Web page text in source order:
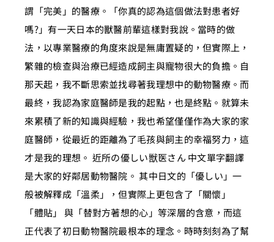
謂「完美」的醫療。「你真的認為這個做法對患者好
嗎?」有一天日本的獸醫前輩這樣對我說。當時的做
法，以專業醫療的角度來說是無庸置疑的，但實際上，
繁雜的檢查與治療已經造成飼主與寵物很大的負擔。自
那天起，我不斷思索並找尋著我理想中的動物醫療。而
最終，我認為家庭醫師是我的起點，也是終點。就算未
來累積了新的知識與經驗，我也希望僅僅作為大家的家
庭醫師，從最近的距離為了毛孩與飼主的幸福努力，這
才是我的理想。 近所の優しい獣医さん 中文單字翻譯
是大家的好鄰居動物醫院。 其中日文的「優しい」一
般被解釋成「溫柔」，但實際上更包含了「關懷」
「體貼」 與「替對方著想的心」等深層的含意，而這
正代表了初日動物醫院最根本的理念。時時刻刻為了幫